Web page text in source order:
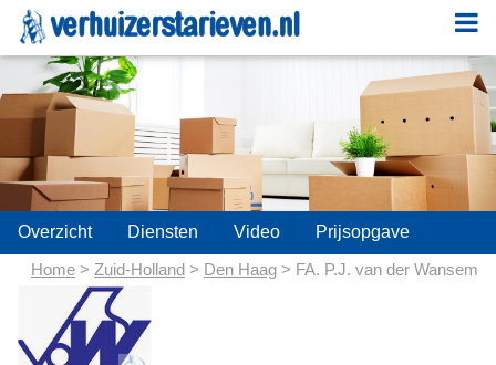
Overzicht Diensten Video Prijsopgave
Home > Zuid-Holland > Den Haag > FA. P.J. van der Wansem